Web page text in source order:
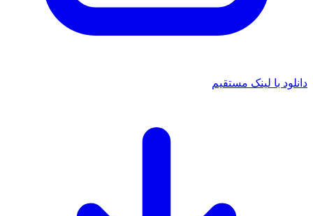
با لینک مستقیم